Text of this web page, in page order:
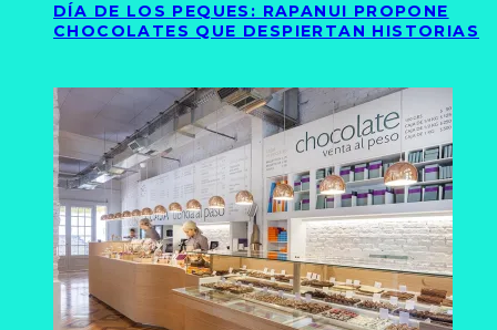
DÍA DE LOS PEQUES: RAPANUI PROPONE
CHOCOLATES QUE DESPIERTAN HISTORIAS